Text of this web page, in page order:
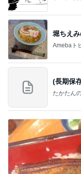
堀ちえ
Amebaト
(長期保
たかたん